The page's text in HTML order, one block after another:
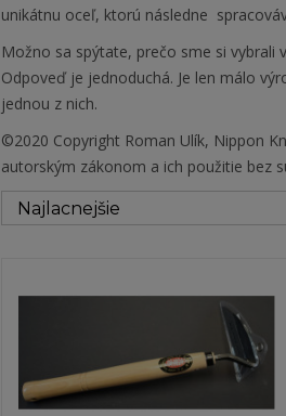
unikátnu oceľ, ktorú následne
Možno sa spýtate, prečo sme si vybrali
Odpoveď je jednoduchá. Je len málo
jednou z nich.
©2020 Copyright Roman Ulík, Nippon
autorským zákonom a ich použitie bez